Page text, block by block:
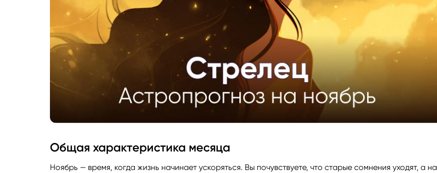
Общая характеристика месяца
Ноябрь — время, когда жизнь начинает ускоряться. Вы почувствуете, что старые сомнения уходят, а на